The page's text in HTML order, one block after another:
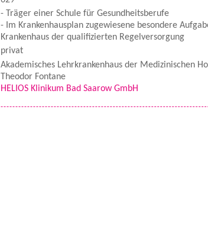
- Träger einer Schule für Gesundheitsberufe
- Im Krankenhausplan zugewiesene besondere
Krankenhaus der qualifizierten Regelversorgung
privat
Akademisches Lehrkrankenhaus der Medizinischen
Theodor Fontane
HELIOS Klinikum Bad Saarow GmbH